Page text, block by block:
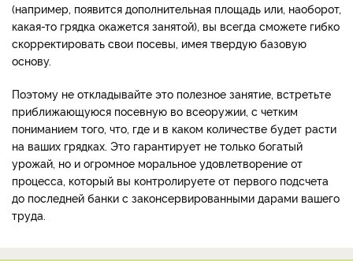
(например, появится дополнительная площадь или, наоборот,
какая-то грядка окажется занятой), вы всегда сможете гибко
скорректировать свои посевы, имея твердую базовую
основу.
Поэтому не откладывайте это полезное занятие, встретьте
приближающуюся посевную во всеоружии, с четким
пониманием того, что, где и в каком количестве будет расти
на ваших грядках. Это гарантирует не только богатый
урожай, но и огромное моральное удовлетворение от
процесса, который вы контролируете от первого подсчета
до последней банки с законсервированными дарами вашего
труда.